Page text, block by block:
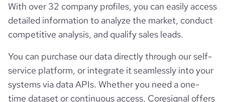
With over 32 company profiles, you can easily access
detailed information to analyze the market, conduct
competitive analysis, and qualify sales leads.
You can purchase our data directly through our self-
service platform, or integrate it seamlessly into your
systems via data APIs. Whether you need a one-
time dataset or continuous access, Coresignal offers